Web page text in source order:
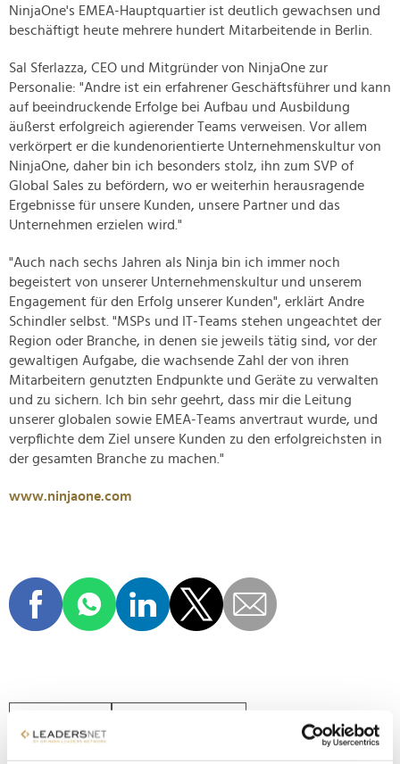
NinjaOne's EMEA-Hauptquartier ist deutlich gewachsen und
beschäftigt heute mehrere hundert Mitarbeitende in Berlin.
Sal Sferlazza, CEO und Mitgründer von NinjaOne zur
Personalie: "Andre ist ein erfahrener Geschäftsführer und kann
auf beeindruckende Erfolge bei Aufbau und Ausbildung
äußerst erfolgreich agierender Teams verweisen. Vor allem
verkörpert er die kundenorientierte Unternehmenskultur von
NinjaOne, daher bin ich besonders stolz, ihn zum SVP of
Global Sales zu befördern, wo er weiterhin herausragende
Ergebnisse für unsere Kunden, unsere Partner und das
Unternehmen erzielen wird."
"Auch nach sechs Jahren als Ninja bin ich immer noch
begeistert von unserer Unternehmenskultur und unserem
Engagement für den Erfolg unserer Kunden", erklärt Andre
Schindler selbst. "MSPs und IT-Teams stehen ungeachtet der
Region oder Branche, in denen sie jeweils tätig sind, vor der
gewaltigen Aufgabe, die wachsende Zahl der von ihren
Mitarbeitern genutzten Endpunkte und Geräte zu verwalten
und zu sichern. Ich bin sehr geehrt, dass mir die Leitung
unserer globalen sowie EMEA-Teams anvertraut wurde, und
verpflichte dem Ziel unsere Kunden zu den erfolgreichsten in
der gesamten Branche zu machen."
www.ninjaone.com